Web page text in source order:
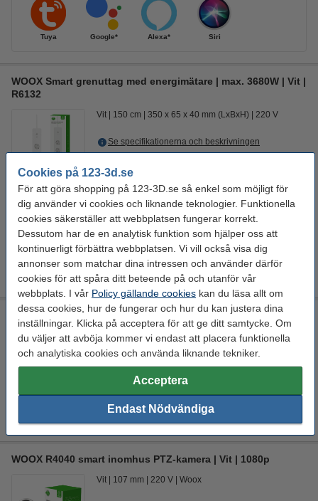
Cookies på 123-3d.se
För att göra shopping på 123-3D.se så enkel som möjligt för
dig använder vi cookies och liknande teknologier. Funktionella
cookies säkerställer att webbplatsen fungerar korrekt.
Dessutom har de en analytisk funktion som hjälper oss att
kontinuerligt förbättra webbplatsen. Vi vill också visa dig
annonser som matchar dina intressen och använder därför
cookies för att spåra ditt beteende på och utanför vår
webbplats. I vår Policy gällande cookies kan du läsa allt om
dessa cookies, hur de fungerar och hur du kan justera dina
inställningar. Klicka på acceptera för att ge ditt samtycke. Om
du väljer att avböja kommer vi endast att placera funktionella
och analytiska cookies och använda liknande tekniker.
Acceptera
Endast Nödvändiga
Tuya Google* Alexa* Siri
WOOX Smart grenuttag med energimätare | max. 3680W | Vit |
R6132
Vit 150 cm 350 x 65 x 40 mm (LxBxH) 220 V
Se specifikationerna och beskrivningen
509 kr Köp
Arbetar med
Luftspray 400ml | 123ink
123inkt 400 ml 301186
EU-lager 5-7dgr
74 kr
WOOX R4040 smart inomhus PTZ-kamera | Vit | 1080p
Vit 107 mm 220 V Woox